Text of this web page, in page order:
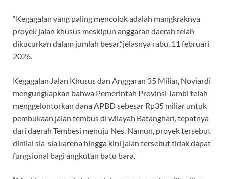
“Kegagalan yang paling mencolok adalah mangkraknya
proyek jalan khusus meskipun anggaran daerah telah
dikucurkan dalam jumlah besar,”jelasnya rabu, 11 februari
2026.
Kegagalan Jalan Khusus dan Anggaran 35 Miliar, Noviardi
mengungkapkan bahwa Pemerintah Provinsi Jambi telah
menggelontorkan dana APBD sebesar Rp35 miliar untuk
pembukaan jalan tembus di wilayah Batanghari, tepatnya
dari daerah Tembesi menuju Nes. Namun, proyek tersebut
dinilai sia-sia karena hingga kini jalan tersebut tidak dapat
fungsional bagi angkutan batu bara.